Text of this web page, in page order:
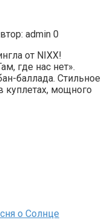
admin 0
от NIXX!
где нас нет».
баллада. Стильное
куплетах, мощного
о Солнце